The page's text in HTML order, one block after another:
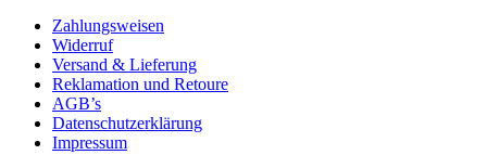
Zahlungsweisen
Widerruf
Versand & Lieferung
Reklamation und Retoure
AGB’s
Datenschutzerklärung
Impressum